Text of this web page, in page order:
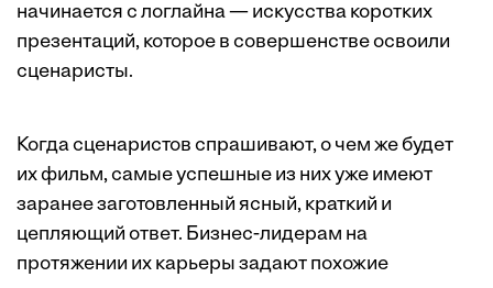
начинается с логлайна — искусства коротких
презентаций, которое в совершенстве освоили
сценаристы.
Когда сценаристов спрашивают, о чем же будет
их фильм, самые успешные из них уже имеют
заранее заготовленный ясный, краткий и
цепляющий ответ. Бизнес-лидерам на
протяжении их карьеры задают похожие